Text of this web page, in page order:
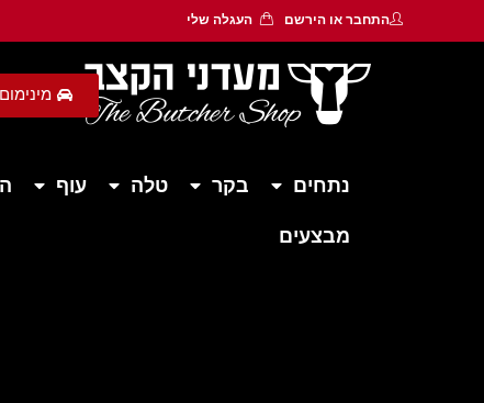
התחבר אוהירשם העגלה שלי
מינימום הזמנה 450 ש״ח -
נתחים בקר טלה עוף
מבצעים